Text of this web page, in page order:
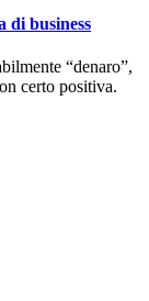
di business
“denaro”,
certo positiva.